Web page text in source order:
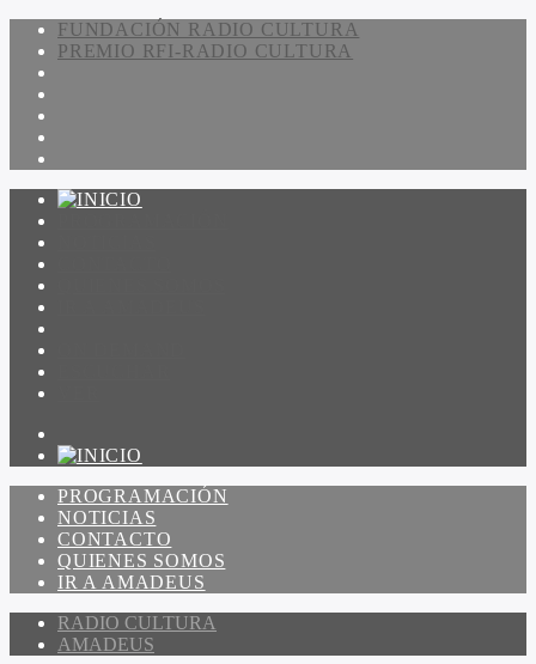
FUNDACIÓN RADIO CULTURA
PREMIO RFI-RADIO CULTURA
PROGRAMACIÓN
NOTICIAS
CONTACTO
QUIENES SOMOS
IR A AMADEUS
RADIO CULTURA
AMADEUS